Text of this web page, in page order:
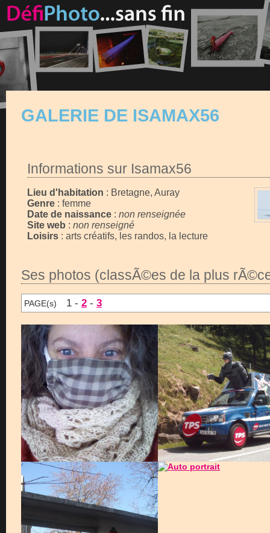
GALERIE DE ISAMAX56
Informations sur Isamax56
Lieu d'habitation : Bretagne, Auray
Genre : femme
Date de naissance : non renseignée
Site web : non renseigné
Loisirs : arts créatifs, les randos, la lecture
Ses photos (classÃ©es de la plus
PAGE(s) 1 - 2 - 3